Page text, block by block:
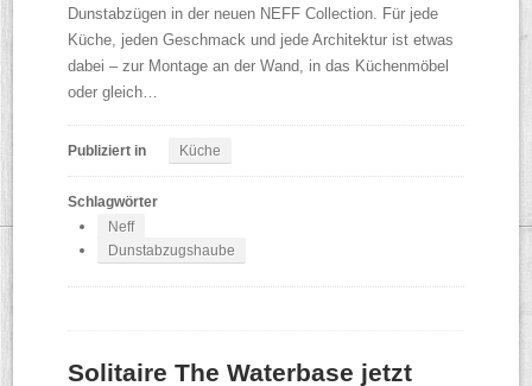
Dunstabzügen in der neuen NEFF Collection. Für jede
Küche, jeden Geschmack und jede Architektur ist etwas
dabei – zur Montage an der Wand, in das Küchenmöbel
oder gleich…
Publiziert in Küche
Schlagwörter
Neff
Dunstabzugshaube
Solitaire The Waterbase jetzt